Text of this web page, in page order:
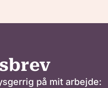
på mit arbejde: